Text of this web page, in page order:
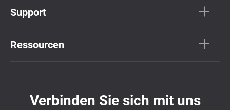
Support
Ressourcen
Verbinden Sie sich mit uns